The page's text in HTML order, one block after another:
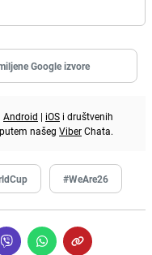
Google izvore
Android | iOS i društvenih
našeg ViberChata.
#WeAre26